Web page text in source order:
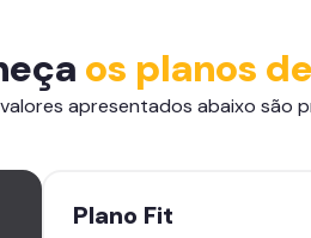
os planos
apresentados abaixo são
Plano Fit